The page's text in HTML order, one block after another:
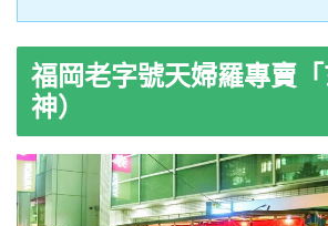
福岡老字號天婦羅專賣
神）